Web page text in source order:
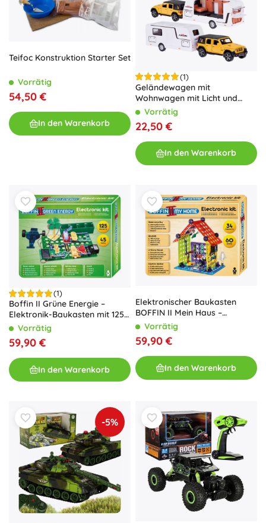
Teifoc Konstruktion Starter Set
Vorrätig
54,50 €
In den Warenkorb
(1)
Geländewagen mit
Wohnwagen mit Licht und
Sound 1:32 – gelb
Vorrätig
22,50 €
In den Warenkorb
(1)
Boffin II Grüne Energie –
Elektronik-Baukasten mit 125
Projekten
Vorrätig
59,90 €
In den Warenkorb
Elektronischer Baukasten
BOFFIN II Mein Haus –
Smartes Haus für Kinder
Vorrätig
59,90 €
In den Warenkorb
-5%